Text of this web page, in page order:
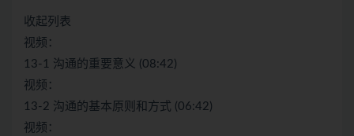
收起列表
视频：
13-1 沟通的重要意义 (08:42)
视频：
13-2 沟通的基本原则和方式 (06:42)
视频：